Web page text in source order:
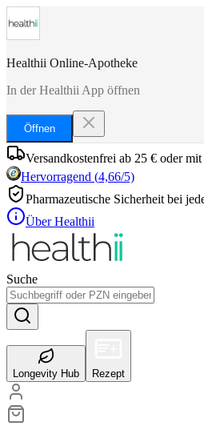
Healthii Online-Apotheke
In der Healthii App öffnen
Öffnen
Versandkostenfrei ab 25 € oder
Hervorragend (4,66/5)
Pharmazeutische Sicherheit bei
Über Healthii
Suche
Longevity Hub Rezept